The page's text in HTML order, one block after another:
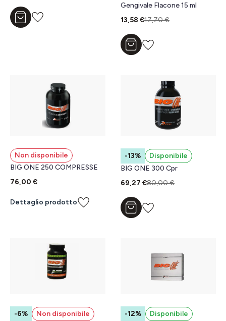
Aggiungi al carrello
Gengivale Flacone 15 ml
13,58 €17,70 €
Aggiungi al carrello
Non disponibile
BIG ONE 250 COMPRESSE
76,00 €
Dettaglio prodotto
-13%
Disponibile
BIG ONE 300 Cpr
69,27 €80,00 €
Aggiungi al carrello
-6%
Non disponibile
-12%
Disponibile